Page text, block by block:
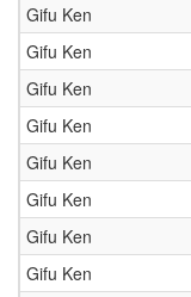
Gifu Ken
Gifu Ken
Gifu Ken
Gifu Ken
Gifu Ken
Gifu Ken
Gifu Ken
Gifu Ken